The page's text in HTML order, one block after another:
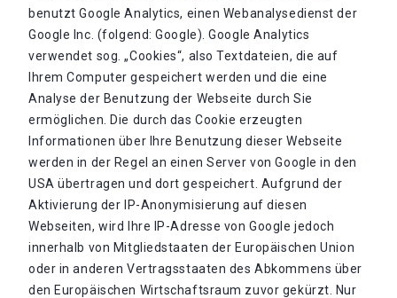
benutzt Google Analytics, einen Webanalysedienst der
Google Inc. (folgend: Google). Google Analytics
verwendet sog. „Cookies“, also Textdateien, die auf
Ihrem Computer gespeichert werden und die eine
Analyse der Benutzung der Webseite durch Sie
ermöglichen. Die durch das Cookie erzeugten
Informationen über Ihre Benutzung dieser Webseite
werden in der Regel an einen Server von Google in den
USA übertragen und dort gespeichert. Aufgrund der
Aktivierung der IP-Anonymisierung auf diesen
Webseiten, wird Ihre IP-Adresse von Google jedoch
innerhalb von Mitgliedstaaten der Europäischen Union
oder in anderen Vertragsstaaten des Abkommens über
den Europäischen Wirtschaftsraum zuvor gekürzt. Nur